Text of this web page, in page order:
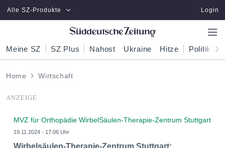
Zum Hauptinhalt springen
Alle SZ-Produkte Login
Meine SZ SZ Plus Nahost Ukraine Hitze Politik
Home Wirtschaft
ANZEIGE
MVZ für Orthopädie WirbelSäulen-Therapie-Zentrum Stuttgart
19.11.2024 - 17:06 Uhr
Wirbelsäulen-Therapie-Zentrum Stuttgart: